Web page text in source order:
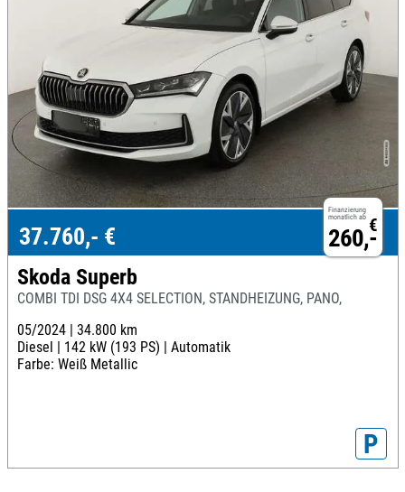
Finanzierung
monatlich ab €
260,-
37.760,- €
Skoda Superb
COMBI TDI DSG 4X4 SELECTION, STANDHEIZUNG, PANO,
05/2024 | 34.800 km
Diesel | 142 kW (193 PS) | Automatik
Farbe: Weiß Metallic
P